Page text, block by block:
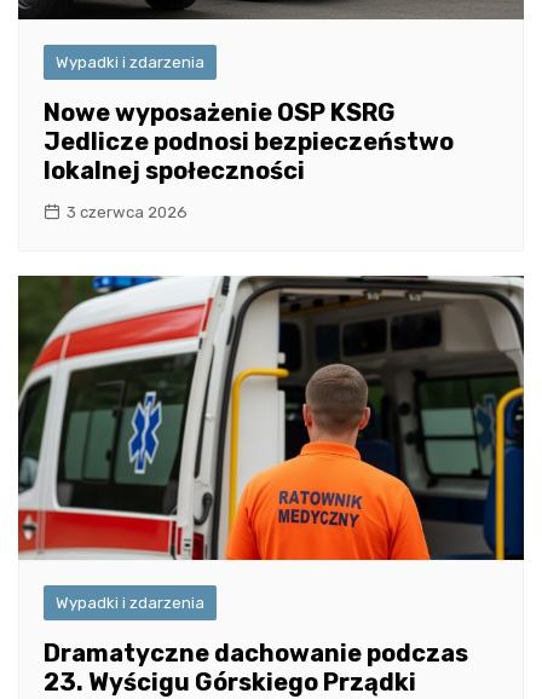
Wypadki i zdarzenia
Nowe wyposażenie OSP KSRG
Jedlicze podnosi bezpieczeństwo
lokalnej społeczności
3 czerwca 2026
Wypadki i zdarzenia
Dramatyczne dachowanie podczas
23. Wyścigu Górskiego Prządki